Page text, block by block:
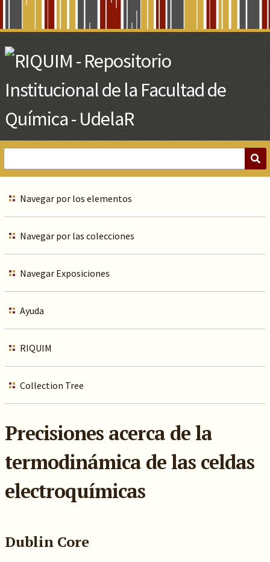
Main
Content
Navegar por los elementos
Navegar por las colecciones
Navegar Exposiciones
Ayuda
RIQUIM
Collection Tree
Precisiones acerca de la
termodinámica de las celdas
electroquímicas
Dublin Core